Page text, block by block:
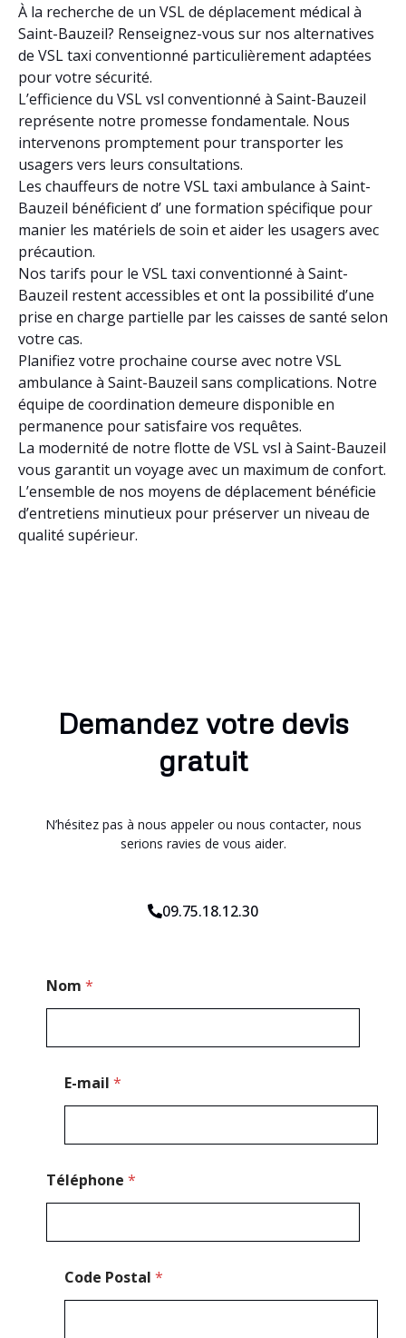
À la recherche de un VSL de déplacement médical à
Saint-Bauzeil? Renseignez-vous sur nos alternatives
de VSL taxi conventionné particulièrement adaptées
pour votre sécurité.
L’efficience du VSL vsl conventionné à Saint-Bauzeil
représente notre promesse fondamentale. Nous
intervenons promptement pour transporter les
usagers vers leurs consultations.
Les chauffeurs de notre VSL taxi ambulance à Saint-
Bauzeil bénéficient d’ une formation spécifique pour
manier les matériels de soin et aider les usagers avec
précaution.
Nos tarifs pour le VSL taxi conventionné à Saint-
Bauzeil restent accessibles et ont la possibilité d’une
prise en charge partielle par les caisses de santé selon
votre cas.
Planifiez votre prochaine course avec notre VSL
ambulance à Saint-Bauzeil sans complications. Notre
équipe de coordination demeure disponible en
permanence pour satisfaire vos requêtes.
La modernité de notre flotte de VSL vsl à Saint-Bauzeil
vous garantit un voyage avec un maximum de confort.
L’ensemble de nos moyens de déplacement bénéficie
d’entretiens minutieux pour préserver un niveau de
qualité supérieur.
Demandez votre devis
gratuit
N’hésitez pas à nous appeler ou nous contacter, nous
serions ravies de vous aider.
09.75.18.12.30
Nom *
E-mail *
Téléphone *
Code Postal *